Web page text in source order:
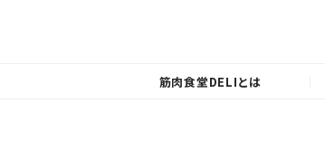
筋肉食堂DELIとは